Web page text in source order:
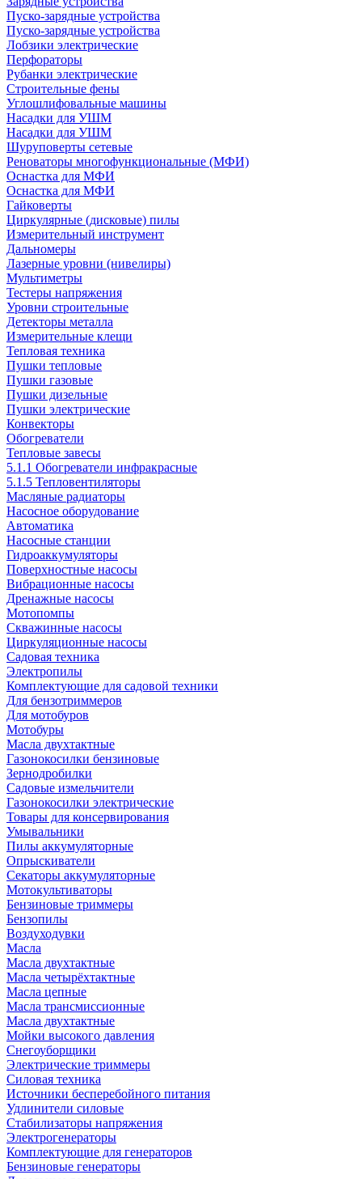
Пуско-зарядные устройства
Пуско-зарядные устройства
Лобзики электрические
Перфораторы
Рубанки электрические
Строительные фены
Углошлифовальные машины
Насадки для УШМ
Насадки для УШМ
Шуруповерты сетевые
Реноваторы многофункциональные (МФИ)
Оснастка для МФИ
Оснастка для МФИ
Гайковерты
Циркулярные (дисковые) пилы
Измерительный инструмент
Дальномеры
Лазерные уровни (нивелиры)
Мультиметры
Тестеры напряжения
Уровни строительные
Детекторы металла
Измерительные клещи
Тепловая техника
Пушки тепловые
Пушки газовые
Пушки дизельные
Пушки электрические
Конвекторы
Обогреватели
Тепловые завесы
5.1.1 Обогреватели инфракрасные
5.1.5 Тепловентиляторы
Масляные радиаторы
Насосное оборудование
Автоматика
Насосные станции
Гидроаккумуляторы
Поверхностные насосы
Вибрационные насосы
Дренажные насосы
Мотопомпы
Скважинные насосы
Циркуляционные насосы
Садовая техника
Электропилы
Комплектующие для садовой техники
Для бензотриммеров
Для мотобуров
Мотобуры
Масла двухтактные
Газонокосилки бензиновые
Зернодробилки
Садовые измельчители
Газонокосилки электрические
Товары для консервирования
Умывальники
Пилы аккумуляторные
Опрыскиватели
Секаторы аккумуляторные
Мотокультиваторы
Бензиновые триммеры
Бензопилы
Воздуходувки
Масла
Масла двухтактные
Масла четырёхтактные
Масла цепные
Масла трансмиссионные
Масла двухтактные
Мойки высокого давления
Снегоуборщики
Электрические триммеры
Силовая техника
Источники бесперебойного питания
Удлинители силовые
Стабилизаторы напряжения
Электрогенераторы
Комплектующие для генераторов
Бензиновые генераторы